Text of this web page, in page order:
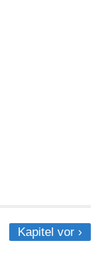
Kapitel vor ›